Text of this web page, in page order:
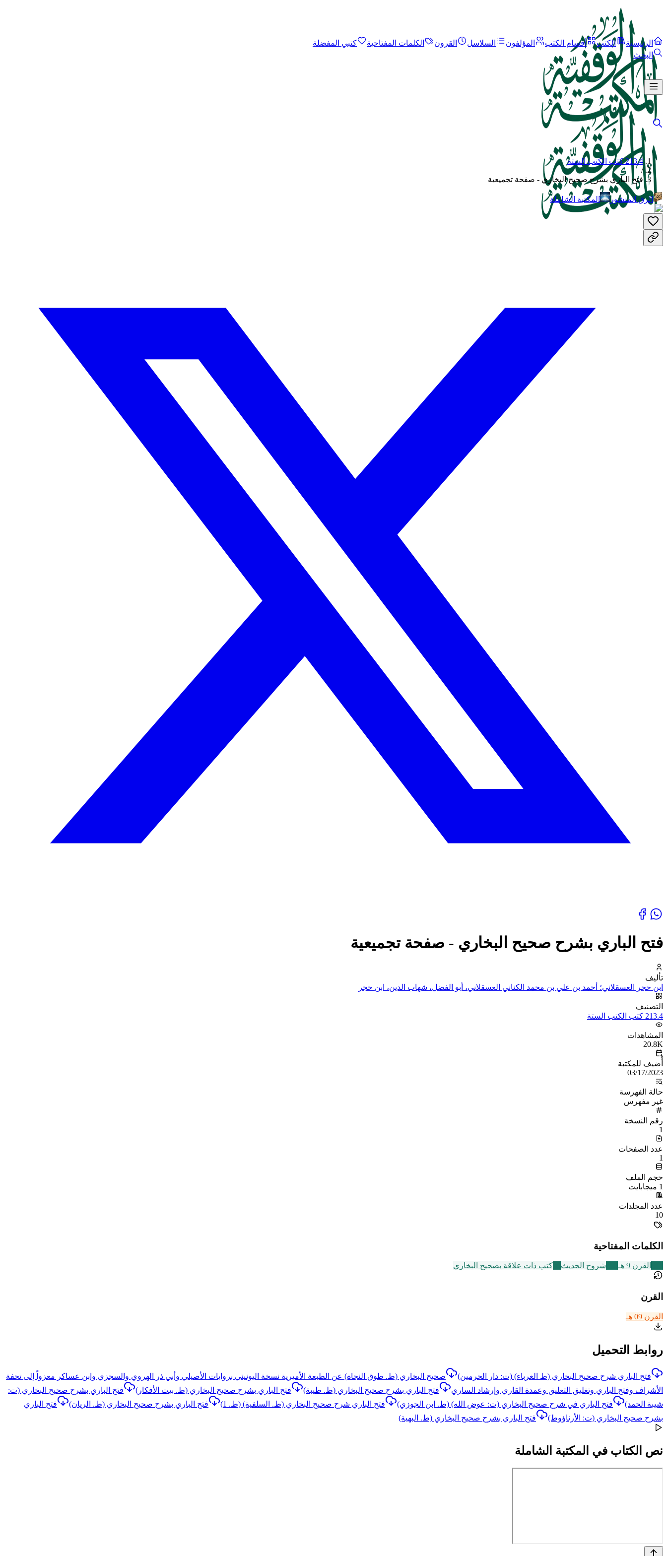
الرئيسية الكتب أقسام الكتب المؤلفون السلاسل القرون الكلمات المفتاحية
كتبي المفضلة
البحث
213.4 كتب الكتب الستة
/
فتح الباري بشرح صحيح البخاري - صفحة تجميعية
الرق المنشور المكتبة الشاملة
فتح الباري بشرح صحيح البخاري - صفحة تجميعية
تأليف
ابن حجر العسقلاني؛ أحمد بن علي بن محمد الكناني العسقلاني، أبو الفضل، شهاب الدين، ابن حجر
التصنيف
213.4 كتب الكتب الستة
المشاهدات
20.8K
أُضيف للمكتبة
03/17/2023
حالة الفهرسة
غير مفهرس
رقم النسخة
1
عدد الصفحات
1
حجم الملف
1 ميجابايت
عدد المجلدات
10
الكلمات المفتاحية
القرن 9 هـ شروح الحديث كتب ذات علاقة بصحيح البخاري
القرن
القرن 09 هـ
روابط التحميل
فتح الباري شرح صحيح البخاري (ط الغرباء) (ت: دار الحرمين)
صحيح البخاري (ط. طوق النجاة) عن الطبعة الأميرية نسخة اليونيني بروايات الأصيلي وأبي ذر الهروي والسجزي وابن عساكر معزواً إلى تحفة
الأشراف وفتح الباري وتغليق التعليق وعمدة القاري وإرشاد الساري
فتح الباري بشرح صحيح البخاري (ط. طيبة) فتح الباري بشرح صحيح البخاري (ط. بيت الأفكار)
فتح الباري بشرح صحيح البخاري (ت:
شيبة الحمد)
فتح الباري في شرح صحيح البخاري (ت: عوض الله) (ط. ابن الجوزي) فتح الباري شرح صحيح البخاري (ط. السلفية) (ط. 1) فتح الباري بشرح صحيح البخاري (ط. الريان)
فتح الباري
بشرح صحيح البخاري (ت: الأرناؤوط)
فتح الباري بشرح صحيح البخاري (ط. البهية)
نص الكتاب في المكتبة الشاملة